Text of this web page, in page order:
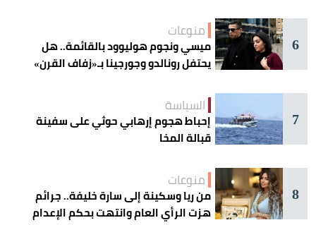
6
منوعات
ميسي ونجوم هوليوود بالقائمة.. هل
يحتفل رونالدو وجورجينا بـ«زفاف القرن»
7
السياسة
إحباط هجوم إرهابي حوثي على سفينة
قبالة المخا
8
منوعات
من ريا وسكينة إلى سارة خليفة.. جرائم
هزت الرأي العام وانتهت بحكم الإعدام